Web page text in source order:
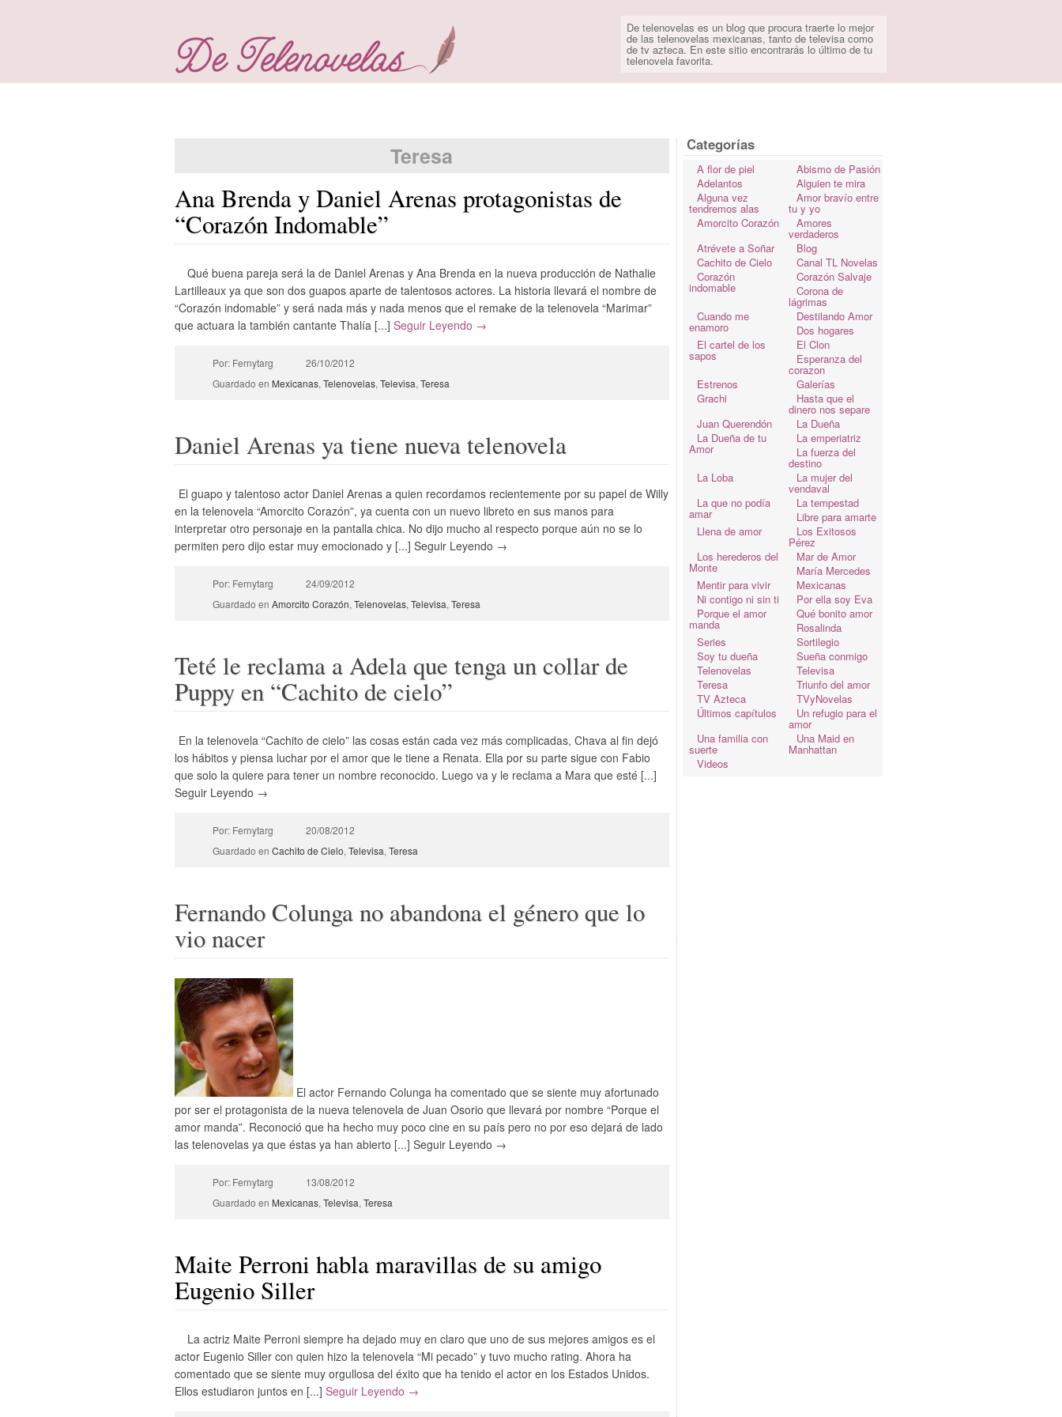
De telenovelas es un blog que procura traerte lo mejor
de las telenovelas mexicanas, tanto de televisa como
de tv azteca. En este sitio encontrarás lo último de tu
telenovela favorita.
Teresa
Ana Brenda y Daniel Arenas protagonistas de
“Corazón Indomable”
Qué buena pareja será la de Daniel Arenas y Ana Brenda en la nueva producción de Nathalie
Lartilleaux ya que son dos guapos aparte de talentosos actores. La historia llevará el nombre de
“Corazón indomable” y será nada más y nada menos que el remake de la telenovela “Marimar”
que actuara la también cantante Thalía [...]Seguir Leyendo →
Por: Fernytarg
26/10/2012
Guardado en Mexicanas, Telenovelas, Televisa, Teresa
Daniel Arenas ya tiene nueva telenovela
El guapo y talentoso actor Daniel Arenas a quien recordamos recientemente por su papel de Willy
en la telenovela “Amorcito Corazón”, ya cuenta con un nuevo libreto en sus manos para
interpretar otro personaje en la pantalla chica. No dijo mucho al respecto porque aún no se lo
permiten pero dijo estar muy emocionado y [...] Seguir Leyendo →
Por: Fernytarg
24/09/2012
Guardado en Amorcito Corazón, Telenovelas, Televisa, Teresa
Teté le reclama a Adela que tenga un collar de
Puppy en “Cachito de cielo”
En la telenovela “Cachito de cielo” las cosas están cada vez más complicadas, Chava al fin dejó
los hábitos y piensa luchar por el amor que le tiene a Renata. Ella por su parte sigue con Fabio
que solo la quiere para tener un nombre reconocido. Luego va y le reclama a Mara que esté [...]
Seguir Leyendo →
Por: Fernytarg
20/08/2012
Guardado en Cachito de Cielo, Televisa, Teresa
Fernando Colunga no abandona el género que lo
vio nacer
El actor Fernando Colunga ha comentado que se siente muy afortunado
por ser el protagonista de la nueva telenovela de Juan Osorio que llevará por nombre “Porque el
amor manda”. Reconoció que ha hecho muy poco cine en su país pero no por eso dejará de lado
las telenovelas ya que éstas ya han abierto [...] Seguir Leyendo →
Por: Fernytarg
13/08/2012
Guardado en Mexicanas, Televisa, Teresa
Maite Perroni habla maravillas de su amigo
Eugenio Siller
La actriz Maite Perroni siempre ha dejado muy en claro que uno de sus mejores amigos es el
actor Eugenio Siller con quien hizo la telenovela “Mi pecado” y tuvo mucho rating. Ahora ha
comentado que se siente muy orgullosa del éxito que ha tenido el actor en los Estados Unidos.
Ellos estudiaron juntos en [...]Seguir Leyendo →
Categorías
A flor de piel
Abismo de Pasión
Adelantos
Alguien te mira
Alguna vez
tendremos alas
Amor bravío entre
tu y yo
Amorcito Corazón
Amores
verdaderos
Atrévete a Soñar
Blog
Cachito de Cielo
Canal TL Novelas
Corazón
indomable
Corazón Salvaje
Corona de
lágrimas
Cuando me
enamoro
Destilando Amor
Dos hogares
El cartel de los
sapos
El Clon
Esperanza del
corazon
Estrenos
Galerías
Grachi
Hasta que el
dinero nos separe
Juan Querendón
La Dueña
La Dueña de tu
Amor
La emperiatriz
La fuerza del
destino
La Loba
La mujer del
vendaval
La que no podía
amar
La tempestad
Libre para amarte
Llena de amor
Los Exitosos
Pérez
Los herederos del
Monte
Mar de Amor
María Mercedes
Mentir para vivir
Mexicanas
Ni contigo ni sin ti
Por ella soy Eva
Porque el amor
manda
Qué bonito amor
Rosalinda
Series
Sortilegio
Soy tu dueña
Sueña conmigo
Telenovelas
Televisa
Teresa
Triunfo del amor
TV Azteca
TVyNovelas
Últimos capítulos
Un refugio para el
amor
Una familia con
suerte
Una Maid en
Manhattan
Videos